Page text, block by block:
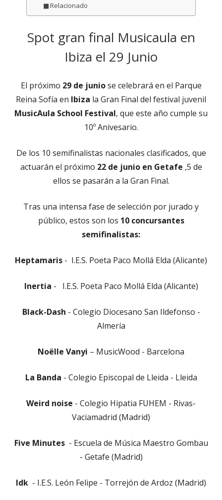
Relacionado
Spot gran final Musicaula en
Ibiza el 29 Junio
El próximo 29 de juniose celebrará en el Parque
Reina Sofía en Ibiza la Gran Final del festival juvenil
MusicAula School Festival, que este año cumple su
10º Anivesario.
De los 10 semifinalistas nacionales clasificados, que
actuarán el próximo 22 de junio en Getafe ,5 de
ellos se pasarán a la Gran Final.
Tras una intensa fase de selección por jurado y
público, estos son los 10 concursantes
semifinalistas:
Heptamaris - I.E.S. Poeta Paco Mollá Elda (Alicante)
Inertia - I.E.S. Poeta Paco Mollá Elda (Alicante)
Black-Dash - Colegio Diocesano San Ildefonso -
Almería
Noëlle Vanyi – MusicWood - Barcelona
La Banda - Colegio Episcopal de Lleida - Lleida
Weird noise - Colegio Hipatia FUHEM - Rivas-
Vaciamadrid (Madrid)
Five Minutes- Escuela de Música Maestro Gombau
- Getafe (Madrid)
Idk - I.E.S. León Felipe - Torrejón de Ardoz (Madrid)